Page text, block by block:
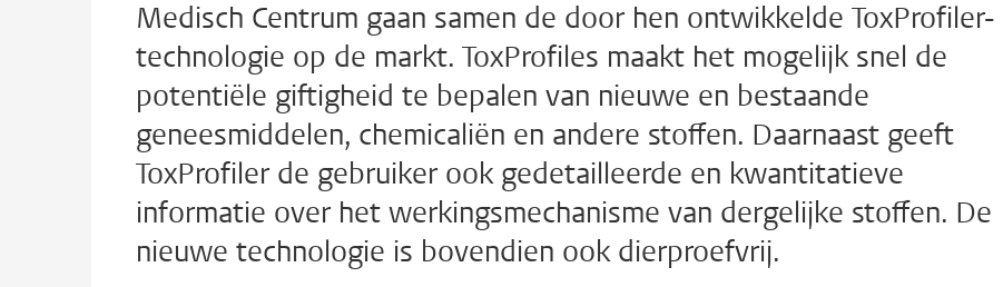
Medisch Centrum gaan samen de door hen ontwikkelde ToxProfiler-
technologie op de markt. ToxProfiles maakt het mogelijk snel de
potentiële giftigheid te bepalen van nieuwe en bestaande
geneesmiddelen, chemicaliën en andere stoffen. Daarnaast geeft
ToxProfiler de gebruiker ook gedetailleerde en kwantitatieve
informatie over het werkingsmechanisme van dergelijke stoffen. De
nieuwe technologie is bovendien ook dierproefvrij.